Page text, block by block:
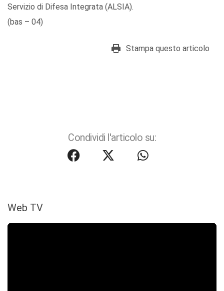
Servizio di Difesa Integrata (ALSIA).
(bas – 04)
Stampa questo articolo
Condividi l'articolo su:
Web TV